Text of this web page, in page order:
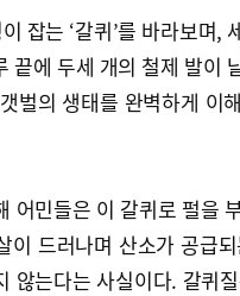
잡는 ‘갈퀴’를 바라보며,
끝에 두세 개의 철제 발이
벌의 생태를 완벽하게 이
어민들은 이 갈퀴로 펄을
이 드러나며 산소가 공급
않는다는 사실이다. 갈퀴